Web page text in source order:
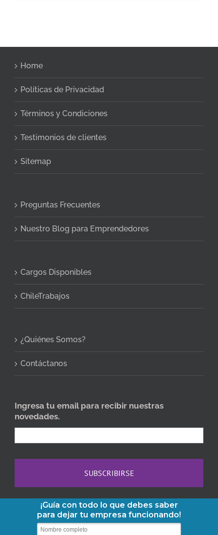
Home
Políticas de Privacidad
Términos y Condiciones
Testimonios de clientes
Sitemap
Preguntas Frecuentes
Nuestro Blog para Emprendedores
Cargos Disponibles
ChileTrabajos
¿Quiénes Somos?
Contáctanos
Ingresa tu email para recibir nuestras
novedades.